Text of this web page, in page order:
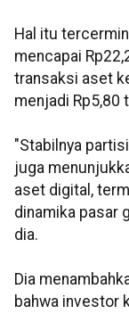
Hal itu
mencapai
transaksi aset
menjadi Rp5,80
"Stabilnya
juga
aset digital,
dinamika pasar
dia.
Dia
bahwa investor